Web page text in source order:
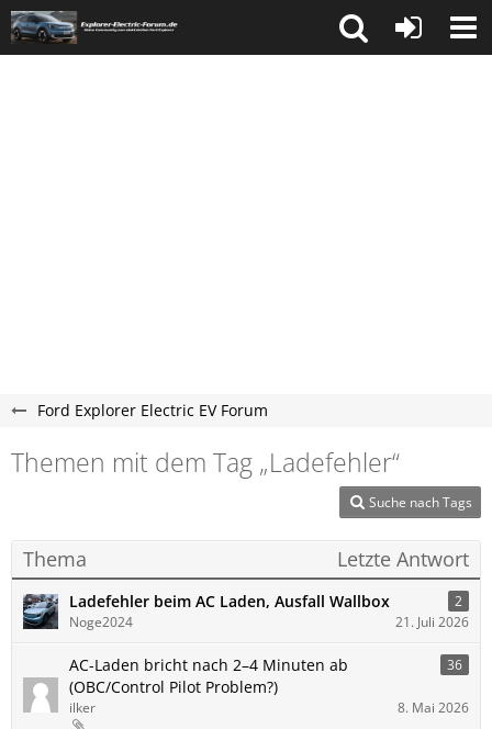
Ford Explorer Electric EV Forum
Themen mit dem Tag „Ladefehler“
Suche nach Tags
Thema Letzte Antwort
Ladefehler beim AC Laden, Ausfall Wallbox
2
Noge2024
21. Juli 2026
AC-Laden bricht nach 2–4 Minuten ab
(OBC/Control Pilot Problem?)
36
ilker 8. Mai 2026